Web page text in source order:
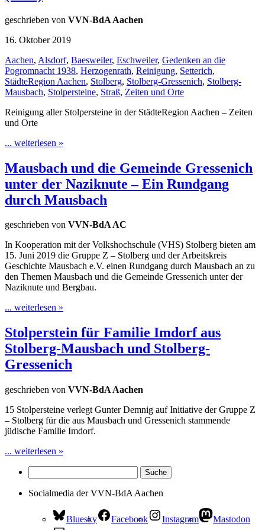
geschrieben von VVN-BdA Aachen
16. Oktober 2019
Aachen, Alsdorf, Baesweiler, Eschweiler, Gedenken an die
Pogromnacht 1938, Herzogenrath, Reinigung, Setterich,
StädteRegion Aachen, Stolberg, Stolberg-Gressenich, Stolberg-
Mausbach, Stolpersteine, Straß, Zeiten und Orte
Reinigung aller Stolpersteine in der StädteRegion Aachen – Zeiten
und Orte
... weiterlesen »
Mausbach und die Gemeinde Gressenich
unter der Naziknute – Ein Rundgang
durch Mausbach
geschrieben von VVN-BdA AC
In Kooperation mit der Volkshochschule (VHS) Stolberg bieten am
15. Juni 2019 die Gruppe Z – Stolberg und der Arbeitskreis
Geschichte Mausbach e.V. einen Rundgang durch Mausbach an zu
den Themen Mausbach und die Gemeinde Gressenich unter der
Naziknute und Bergbau.
... weiterlesen »
Stolperstein für Familie Imdorf aus
Stolberg-Mausbach und Stolberg-
Gressenich
geschrieben von VVN-BdA Aachen
15 Stolpersteine verlegt Gunter Demnig auf Initiative der Gruppe Z
– Stolberg für die aus Mausbach und Gressenich stammende
jüdische Familie Imdorf.
... weiterlesen »
Socialmedia der VVN-BdA Aachen
Bluesky Facebook Instagram Mastodon